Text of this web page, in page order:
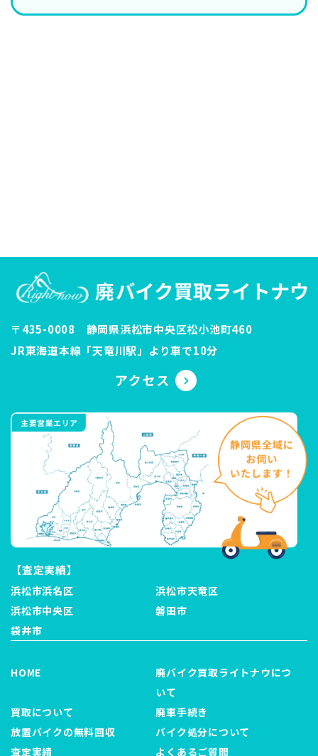
〒435-0008 静岡県浜松市中央区松小池町460
JR東海道本線「天竜川駅」より車で10分
【査定実績】
浜松市浜名区
浜松市天竜区
浜松市中央区
磐田市
袋井市
HOME
廃バイク買取ライトナウにつ
いて
買取について
廃車手続き
放置バイクの無料回収
バイク処分について
査定実績
よくあるご質問